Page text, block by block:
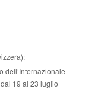
dell’Internazionale
19 al 23 luglio